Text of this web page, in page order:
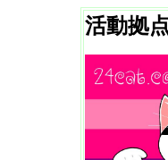
活動拠